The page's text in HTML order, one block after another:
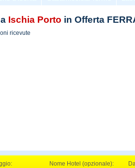
a Ischia Porto in Offerta
ricevute
Nome Hotel (opzionale):